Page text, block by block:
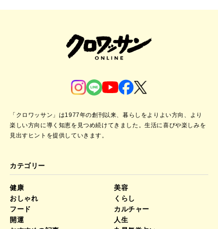
「クロワッサン」は1977年の創刊以来、暮らしをよりよい方向、より
楽しい方向に導く知恵を見つめ続けてきました。生活に喜びや楽しみを
見出すヒントを提供していきます。
カテゴリー
健康
美容
おしゃれ
くらし
フード
カルチャー
開運
人生